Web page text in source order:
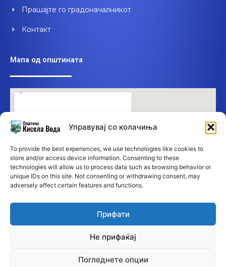
Управувај со колачиња
To provide the best experiences, we use technologies like cookies to
store and/or access device information. Consenting to these
technologies will allow us to process data such as browsing behavior or
unique IDs on this site. Not consenting or withdrawing consent, may
adversely affect certain features and functions.
Прифати
Не прифаќај
Погледнете опции
Прашајте го градоначалникот
Контакт
Мапа од општината